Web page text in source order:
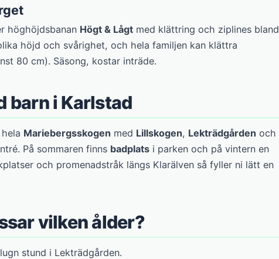
höghöjdsbanan Högt & Lågt med klättring och ziplines bland
höjd och svårighet, och hela familjen kan klättra
80 cm). Säsong, kostar inträde.
barn i Karlstad
Mariebergsskogen med Lillskogen, Lekträdgården och
På sommaren finns badplats i parken och på vintern en
och promenadstråk längs Klarälven så fyller ni lätt en
vilken ålder?
stund i Lekträdgården.